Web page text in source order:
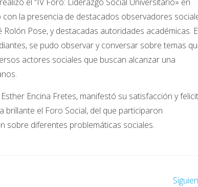
la presencia de destacados observadores
Pose, y destacadas autoridades académicas.
se pudo observar y conversar sobre temas
actores sociales que buscan alcanzar una
Encina Fretes, manifestó su satisfacción y
el Foro Social, del que participaron
sobre diferentes problemáticas sociales.